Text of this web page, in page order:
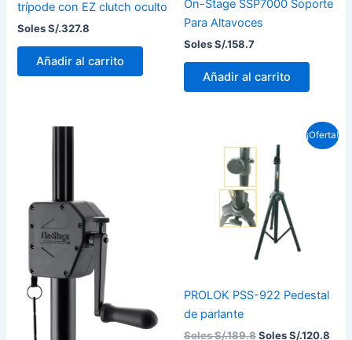
trípode con EZ clutch oculto
Soles S/.327.8
Añadir al carrito
On-Stage SSP7000 Soporte
Para Altavoces
Soles S/.158.7
Añadir al carrito
¡Oferta!
PROLOK PSS-922 Pedestal
de parlante
Soles S/.189.8
precio
original
era:
S/.189.8.
Soles S/.120.8
El